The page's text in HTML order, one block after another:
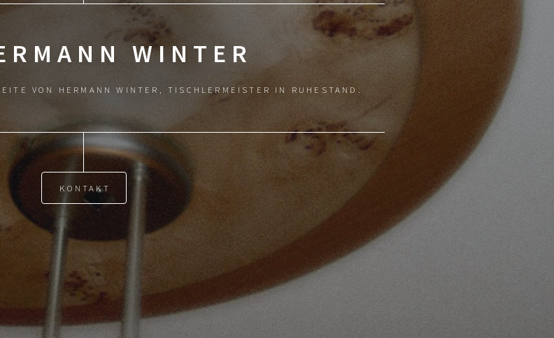
WINTER
VON HERMANN WINTER, TISCHLERMEISTER IN RUHESTAND.
KONTAKT